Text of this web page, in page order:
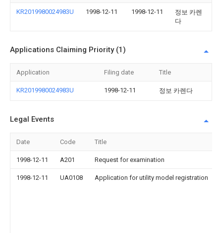
KR2019980024983U 1998-12-11 1998-12-11
정보 카렌
다
Applications Claiming Priority (1)
Application Filing date Title
KR2019980024983U 1998-12-11 정보 카렌다
Legal Events
Date Code Title
1998-12-11 A201 Request for examination
1998-12-11 UA0108 Application for utility model registration